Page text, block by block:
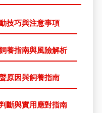
技巧與注意事項
養指南與風險解析
原因與飼養指南
斷與實用應對指南